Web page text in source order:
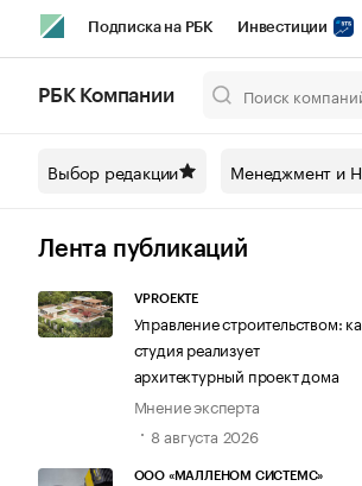
Подписка на РБК Инвестиции
Спецпроекты СПб Конференции
Технологии и медиа
РБК Компании
Выбор редакции Менеджмент и
Лента публикаций
VPROEKTE
Управление строительством:
студия реализует
архитектурный проект дома
Мнение эксперта
8 августа 2026
ООО «МАЛЛЕНОМ СИСТЕМС»